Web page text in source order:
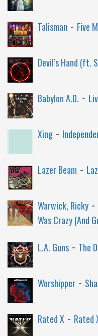
Talisman - Five
Devil’s Hand (ft.
Babylon A.D. -
Xing -
Lazer Beam -
Warwick, Ricky -
Was Crazy (And
L.A. Guns - The
Worshipper -
Rated X - Rated